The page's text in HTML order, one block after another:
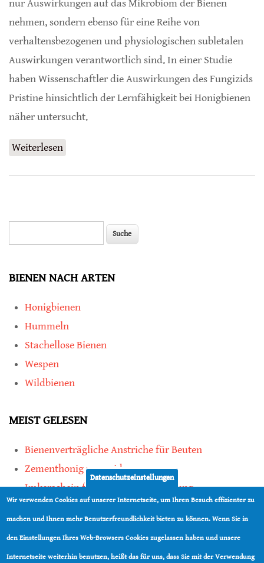
nur Auswirkungen auf das Mikrobiom der Bienen
nehmen, sondern ebenso für eine Reihe von
verhaltensbezogenen und physiologischen subletalen
Auswirkungen verantwortlich sind. In einer Studie
haben Wissenschaftler die Auswirkungen des Fungizids
Pristine hinsichtlich der Lernfähigkeit bei Honigbienen
näher untersucht.
Weiterlesen
BIENEN NACH ARTEN
Honigbienen
Hummeln
Stachellose Bienen
Wespen
Wildbienen
MEIST GELESEN
Bienenverträgliche Anstriche für Beuten
Zementhonig vermeiden
Imkerschein für Honigbienen-Haltung
Kauf von Mittelwänden ist Vertrauenssache
Datenschutzeinstellungen
Wir verwenden Cookies auf unserer Internetseite, um Ihren Besuch effizienter zu
machen und Ihnen mehr Benutzerfreundlichkeit bieten zu können. Wenn Sie in
den Einstellungen Ihres Web-Browsers Cookies zugelassen haben und unsere
Internetseite weiterhin benutzen, heißt das für uns, dass Sie mit der Verwendung